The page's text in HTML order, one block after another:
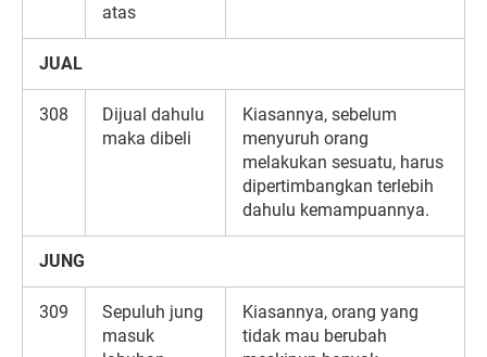
atas
JUAL
308
Dijual dahulu
maka dibeli
Kiasannya, sebelum
menyuruh orang
melakukan sesuatu, harus
dipertimbangkan terlebih
dahulu kemampuannya.
JUNG
309
Sepuluh jung
masuk
Kiasannya, orang yang
tidak mau berubah